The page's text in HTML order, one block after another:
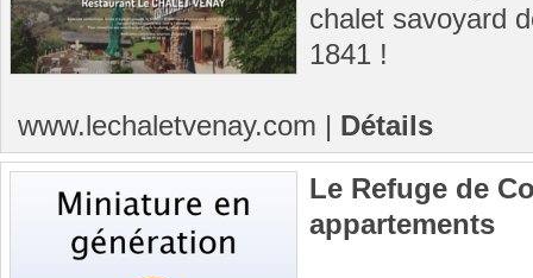
chalet savoyard
1841 !
www.lechaletvenay.com | Détails
Le Refuge de
appartements